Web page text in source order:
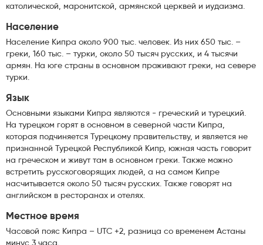
католической, маронитской, армянской церквей и иудаизма.
Население
Население Кипра около 900 тыс. человек. Из них 650 тыс. –
греки, 160 тыс. – турки, около 50 тысяч русских, и 4 тысячи
армян. На юге страны в основном проживают греки, на севере
турки.
Язык
Основными языками Кипра являются - греческий и турецкий.
На турецком горят в основном в северной части Кипра,
которая подчиняется Турецкому правительству, и является не
признанной Турецкой Республикой Кипр, южная часть говорит
на греческом и живут там в основном греки. Также можно
встретить русскоговорящих людей, а на самом Кипре
насчитывается около 50 тысяч русских. Также говорят на
английском в ресторанах и отелях.
Местное время
Часовой пояс Кипра – UTC +2, разница со временем Астаны